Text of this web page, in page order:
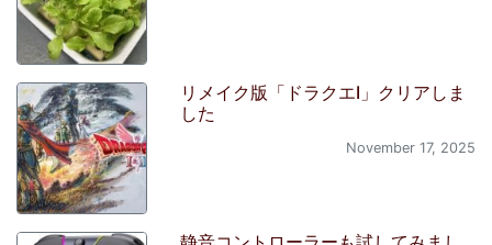
リメイク版「ドラクエI」クリアしま
した
November 17, 2025